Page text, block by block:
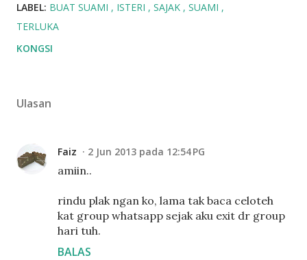
LABEL: BUAT SUAMI ISTERI SAJAK
SUAMI
TERLUKA
KONGSI
Ulasan
Faiz 2 Jun 2013 pada 12:54 PG
amiin..
rindu plak ngan ko, lama tak baca celoteh
kat group whatsapp sejak aku exit dr group
hari tuh.
BALAS